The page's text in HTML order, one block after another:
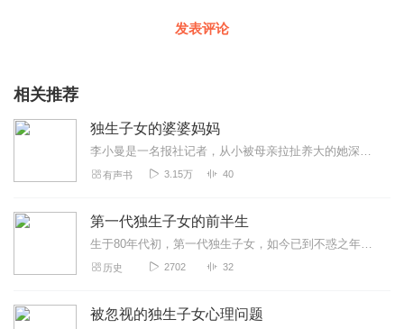
发表评论
相关推荐
独生子女的婆婆妈妈
李小曼是一名报社记者，从小被母亲拉扯养大的她深知为人父母的艰辛和不易，舒一乐是一名公务员，家中不仅要照顾爷爷奶奶，还要赡养外公外婆。一次偶然中，李小曼和舒一乐相...
有声书 3.15万 40
第一代独生子女的前半生
生于80年代初，第一代独生子女，如今已到不惑之年，开始怀旧，想和我的亲人朋友一起分享最私密和最有年代感的记忆
历史 2702 32
被忽视的独生子女心理问题